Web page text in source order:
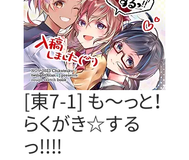
[東7-1] も～っと！
らくがき☆する
っ!!‼︎